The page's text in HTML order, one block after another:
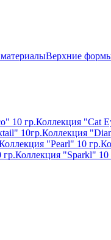
Верхние
10 гр.Коллекция "Cat
10гр.Коллекция
"Pearl" 10 гр.
гр.Коллекция "Sparkl" 10